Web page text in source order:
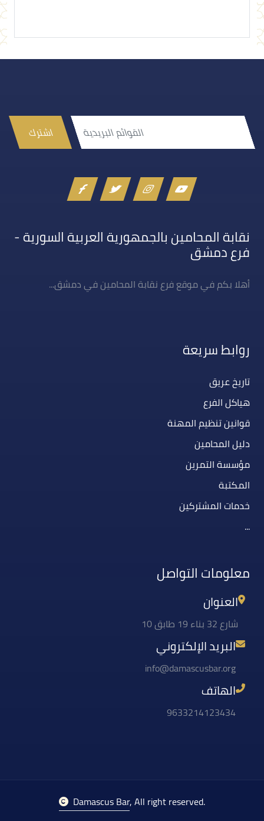
اشترك
نقابة المحامين بالجمهورية العربية السورية -
فرع دمشق
أهلا بكم في موقع فرع نقابة المحامين في دمشق...
روابط سريعة
تاريخ عريق
هياكل الفرع
قوانين تنظيم المهنة
دليل المحامين
مؤسسة التمرين
المكتبة
خدمات المشتركين
...
معلومات التواصل
العنوان
شارع 32 بناء 19 طابق 10
البريد الإلكتروني
info@damascusbar.org
الهاتف
9633214123434
Damascus Bar, All right reserved.